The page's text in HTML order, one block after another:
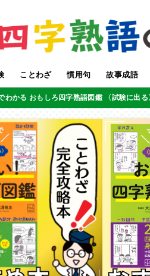
ことわざ 慣用句 故事成語
わかる おもしろ四字熟語図鑑 〈試験に出